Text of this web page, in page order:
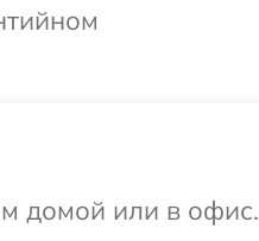
домой или в офис.